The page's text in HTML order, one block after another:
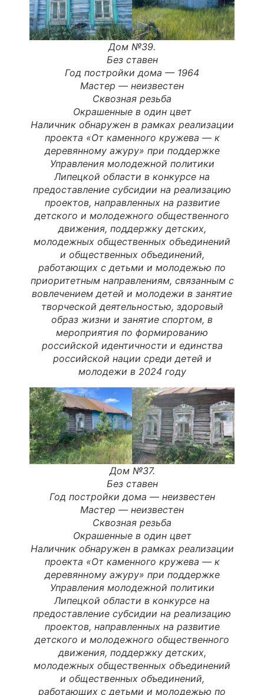
Дом №39.
Без ставен
Год постройки дома — 1964
Мастер — неизвестен
Сквозная резьба
Окрашенные в один цвет
Наличник обнаружен в рамках реализации
проекта «От каменного кружева — к
деревянному ажуру» при поддержке
Управления молодежной политики
Липецкой области в конкурсе на
предоставление субсидии на реализацию
проектов, направленных на развитие
детского и молодежного общественного
движения, поддержку детских,
молодежных общественных объединений
и общественных объединений,
работающих с детьми и молодежью по
приоритетным направлениям, связанным с
вовлечением детей и молодежи в занятие
творческой деятельностью, здоровый
образ жизни и занятие спортом, в
мероприятия по формированию
российской идентичности и единства
российской нации среди детей и
молодежи в 2024 году
Дом №37.
Без ставен
Год постройки дома — неизвестен
Мастер — неизвестен
Сквозная резьба
Окрашенные в один цвет
Наличник обнаружен в рамках реализации
проекта «От каменного кружева — к
деревянному ажуру» при поддержке
Управления молодежной политики
Липецкой области в конкурсе на
предоставление субсидии на реализацию
проектов, направленных на развитие
детского и молодежного общественного
движения, поддержку детских,
молодежных общественных объединений
и общественных объединений,
работающих с детьми и молодежью по